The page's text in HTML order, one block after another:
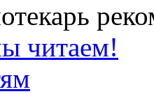
читаем!